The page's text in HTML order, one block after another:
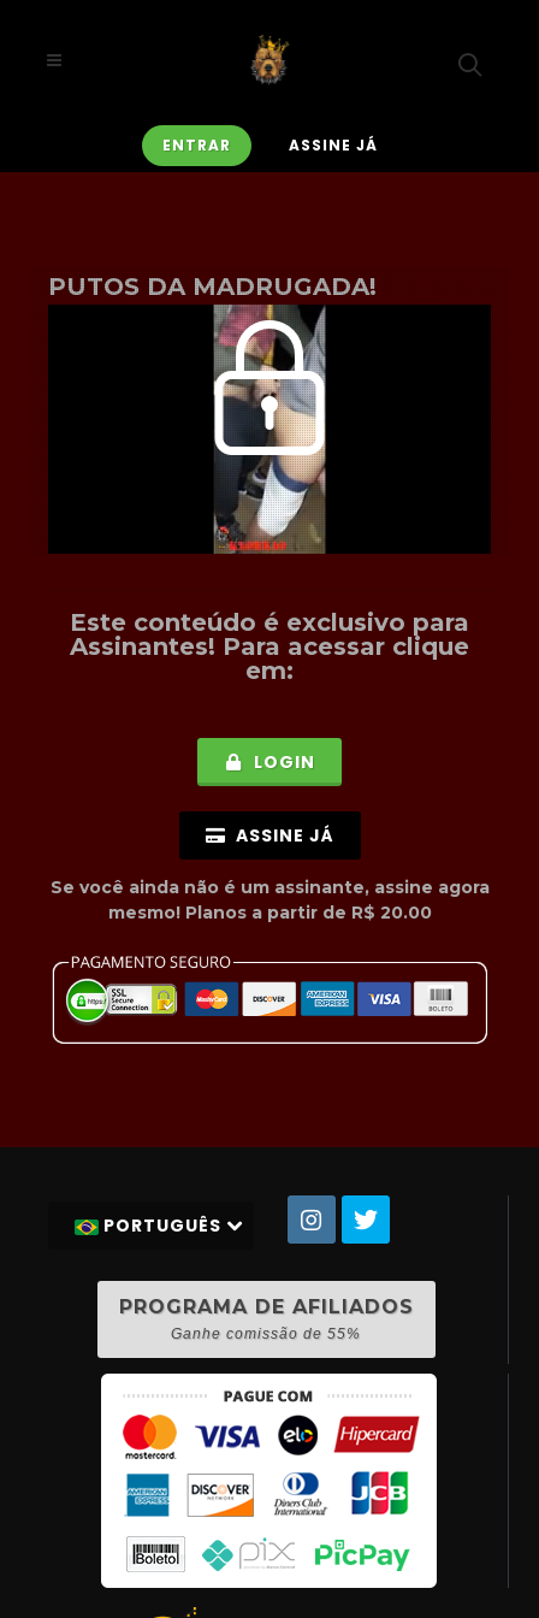
ENTRAR ASSINE JÁ
PUTOS DA MADRUGADA!
Este conteúdo é exclusivo para
Assinantes! Para acessar clique
em:
LOGIN
ASSINE JÁ
Se você ainda não é um assinante, assine agora
mesmo! Planos a partir de R$ 20.00
PORTUGUÊS
PROGRAMA DE AFILIADOS
Ganhe comissão de 55%